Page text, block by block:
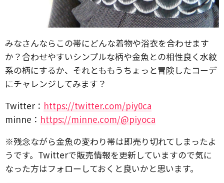
みなさんならこの帯にどんな着物や浴衣を合わせます
か？合わせやすいシンプルな柄や金魚との相性良く水紋
系の柄にするか、それとももうちょっと冒険したコーデ
にチャレンジしてみます？
Twitter： https://twitter.com/piy0ca
minne： https://minne.com/@piyoca
※残念ながら金魚の変わり帯は即売り切れてしまったよ
うです。Twitterで販売情報を更新していますので気に
なった方はフォローしておくと良いかと思います。